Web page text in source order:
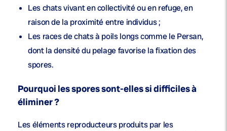
Les chats vivant en collectivité ou en refuge, en
raison de la proximité entre individus ;
Les races de chats à poils longscomme le Persan,
dont la densité du pelage favorise la fixation des
spores.
Pourquoi les spores sont-elles si difficiles à
éliminer ?
Les éléments reproducteurs produits par les